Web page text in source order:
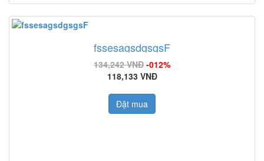
fssesagsdgsgsF
134,242 VNĐ -012%
118,133 VNĐ
Đặt mua